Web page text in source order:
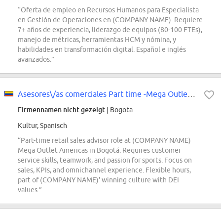
“Oferta de empleo en Recursos Humanos para Especialista
en Gestión de Operaciones en (COMPANY NAME). Requiere
7+ años de experiencia, liderazgo de equipos (80-100 FTEs),
manejo de métricas, herramientas HCM y nómina, y
habilidades en transformación digital. Español e inglés
avanzados.”
Firmennamen nicht gezeigt | Bogota
Kultur, Spanisch
“Part-time retail sales advisor role at (COMPANY NAME)
Mega Outlet Americas in Bogotá. Requires customer
service skills, teamwork, and passion for sports. Focus on
sales, KPIs, and omnichannel experience. Flexible hours,
part of (COMPANY NAME)' winning culture with DEI
values.”